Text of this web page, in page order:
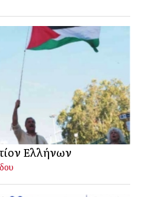
Ελλήνων